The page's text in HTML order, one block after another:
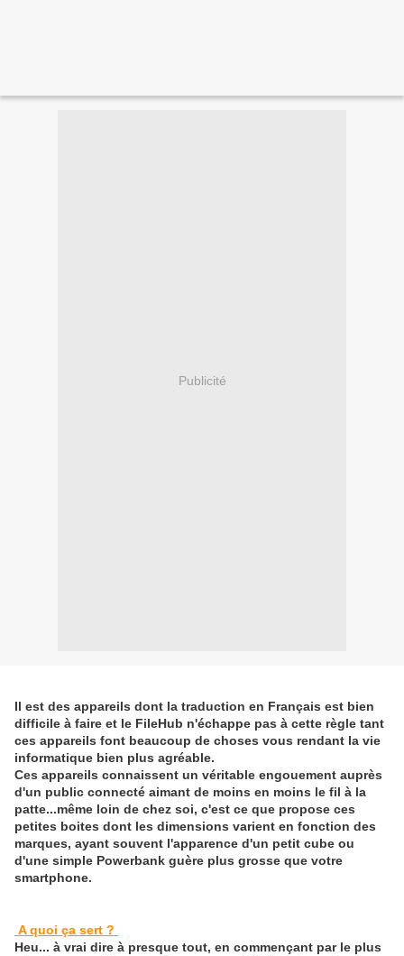
Publicité
Il est des appareils dont la traduction en Français est bien
difficile à faire et le FileHub n'échappe pas à cette règle tant
ces appareils font beaucoup de choses vous rendant la vie
informatique bien plus agréable.
Ces appareils connaissent un véritable engouement auprès
d'un public connecté aimant de moins en moins le fil à la
patte...même loin de chez soi, c'est ce que propose ces
petites boites dont les dimensions varient en fonction des
marques, ayant souvent l'apparence d'un petit cube ou
d'une simple Powerbank guère plus grosse que votre
smartphone.
A quoi ça sert ?
Heu... à vrai dire à presque tout, en commençant par le plus